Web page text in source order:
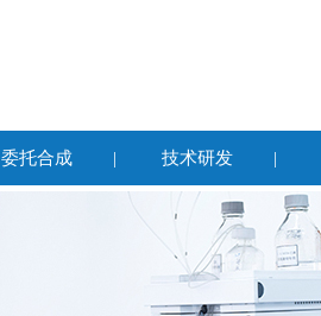
委托合成 | 技术研发 |